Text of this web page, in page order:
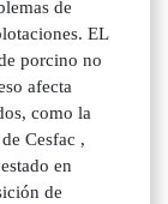
de
EL
porcino no
afecta
como la
Cesfac ,
en
de